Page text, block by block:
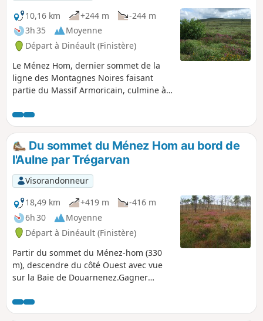
10,16 km
+244 m
-244 m
3h 35
Moyenne
Départ à Dinéault (Finistère)
Le Ménez Hom, dernier sommet de la
ligne des Montagnes Noires faisant
partie du Massif Armoricain, culmine à
Douarnenez. En partant du sommet, ce
circuit fait descendre du côté Ouest
pour ensuite le contourner par le Nord
en passant par la Forêt Communale de
Trégarvan et remonter enfin par la côté
Est. Belles perspectives sur la Baie de
Douarnenez et tout le bassin de
Châteaulin où coule l'Aulne.
Du sommet du Ménez Hom au bord de
l'Aulne par Trégarvan
Visorandonneur
18,49 km
+419 m
-416 m
6h 30
Moyenne
Départ à Dinéault (Finistère)
Partir du sommet du Ménez-hom (330
m), descendre du côté Ouest avec vue
sur la Baie de Douarnenez.Gagner
boisées de pins les bords de la Rivière
Aulne à Trégarvan puis revenir pour